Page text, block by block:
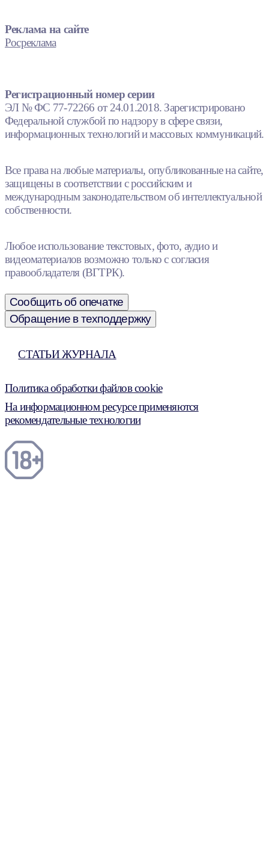
Реклама на сайте
Росреклама
Регистрационный номер серии
ЭЛ № ФС 77-72266 от 24.01.2018. Зарегистрировано
Федеральной службой по надзору в сфере связи,
информационных технологий и массовых коммуникаций.
Все права на любые материалы, опубликованные на сайте,
защищены в соответствии с российским и
международным законодательством об интеллектуальной
собственности.
Любое использование текстовых, фото, аудио и
видеоматериалов возможно только с согласия
правообладателя (ВГТРК).
Сообщить об опечатке
Обращение в техподдержку
СТАТЬИ ЖУРНАЛА
Политика обработки файлов cookie
На информационном ресурсе применяются
рекомендательные технологии